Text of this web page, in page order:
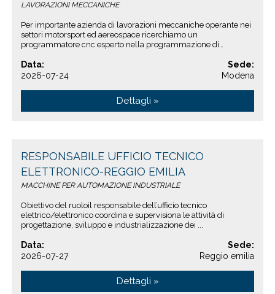
LAVORAZIONI MECCANICHE
Per importante azienda di lavorazioni meccaniche operante nei
settori motorsport ed aereospace ricerchiamo un
programmatore cnc esperto nella programmazione di
Data:
2026-07-24
Sede:
Modena
Dettagli »
RESPONSABILE UFFICIO TECNICO
ELETTRONICO-REGGIO EMILIA
MACCHINE PER AUTOMAZIONE INDUSTRIALE
Obiettivo del ruoloil responsabile dell’ufficio tecnico
elettrico/elettronico coordina e supervisiona le attività di
progettazione, sviluppo e industrializzazione dei ...
Data:
2026-07-27
Sede:
Reggio emilia
Dettagli »